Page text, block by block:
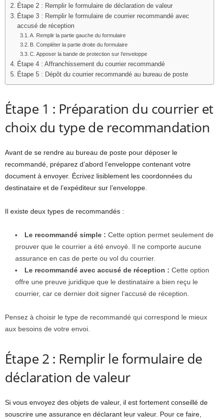
Étape 2 : Remplir le formulaire de déclaration de valeur
Étape 3 : Remplir le formulaire de courrier recommandé avec
accusé de réception
A. Remplir la partie gauche du formulaire
B. Compléter la partie droite du formulaire
C. Apposer la bande de protection sur l’enveloppe
Étape 4 : Affranchissement du courrier recommandé
Étape 5 : Dépôt du courrier recommandé au bureau de poste
Étape 1 : Préparation du courrier et
choix du type de recommandation
Avant de se rendre au bureau de poste pour déposer le
recommandé, préparez d’abord l’enveloppe contenant votre
document à envoyer. Écrivez lisiblement les coordonnées du
destinataire et de l’expéditeur sur l’enveloppe.
Il existe deux types de recommandés :
Le recommandé simple : Cette option permet seulement de
prouver que le courrier a été envoyé. Il ne comporte aucune
assurance en cas de perte ou vol du courrier.
Le recommandé avec accusé de réception : Cette option
offre une preuve juridique que le destinataire a bien reçu le
courrier, car ce dernier doit signer l’accusé de réception.
Pensez à choisir le type de recommandé qui correspond le mieux
aux besoins de votre envoi.
Étape 2 : Remplir le formulaire de
déclaration de valeur
Si vous envoyez des objets de valeur, il est fortement conseillé de
souscrire une assurance en déclarant leur valeur. Pour ce faire,